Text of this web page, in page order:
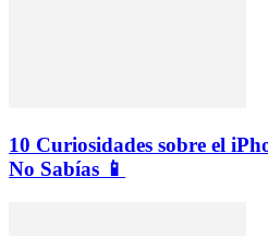
10 Curiosidades sobre el
No Sabías 📱